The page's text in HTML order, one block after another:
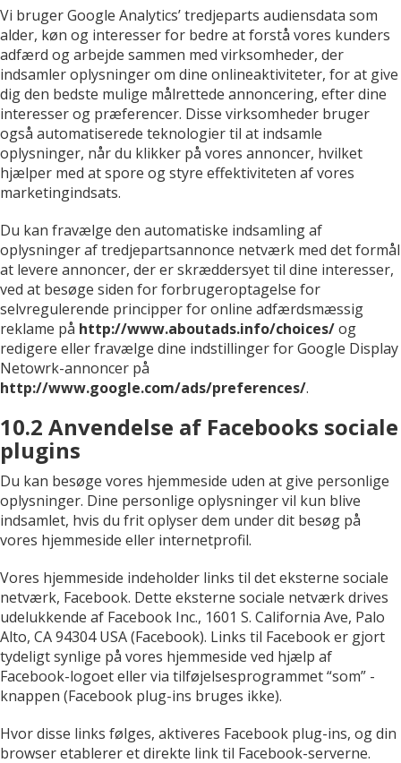
Vi bruger Google Analytics’ tredjeparts audiensdata som
alder, køn og interesser for bedre at forstå vores kunders
adfærd og arbejde sammen med virksomheder, der
indsamler oplysninger om dine onlineaktiviteter, for at give
dig den bedste mulige målrettede annoncering, efter dine
interesser og præferencer. Disse virksomheder bruger
også automatiserede teknologier til at indsamle
oplysninger, når du klikker på vores annoncer, hvilket
hjælper med at spore og styre effektiviteten af vores
marketingindsats.
Du kan fravælge den automatiske indsamling af
oplysninger af tredjepartsannonce netværk med det formål
at levere annoncer, der er skræddersyet til dine interesser,
ved at besøge siden for forbrugeroptagelse for
selvregulerende principper for online adfærdsmæssig
reklame på http://www.aboutads.info/choices/og
redigere eller fravælge dine indstillinger for Google Display
Netowrk-annoncer på
http://www.google.com/ads/preferences/.
10.2 Anvendelse af Facebooks sociale
plugins
Du kan besøge vores hjemmeside uden at give personlige
oplysninger. Dine personlige oplysninger vil kun blive
indsamlet, hvis du frit oplyser dem under dit besøg på
vores hjemmeside eller internetprofil.
Vores hjemmeside indeholder links til det eksterne sociale
netværk, Facebook. Dette eksterne sociale netværk drives
udelukkende af Facebook Inc., 1601 S. California Ave, Palo
Alto, CA 94304 USA (Facebook). Links til Facebook er gjort
tydeligt synlige på vores hjemmeside ved hjælp af
Facebook-logoet eller via tilføjelsesprogrammet “som” -
knappen (Facebook plug-ins bruges ikke).
Hvor disse links følges, aktiveres Facebook plug-ins, og din
browser etablerer et direkte link til Facebook-serverne.